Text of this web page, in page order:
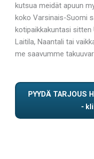
kutsua meidät apuun
koko Varsinais-Suomi
kotipaikkakuntasi sitten
Laitila, Naantali tai
me saavumme
PYYDÄ TARJOUS